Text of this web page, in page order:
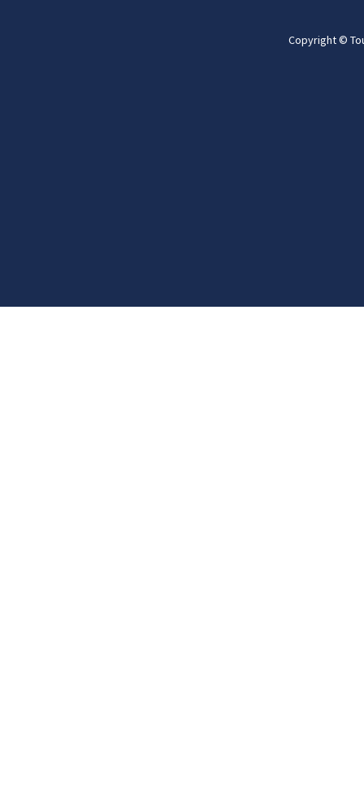
Copyright ©